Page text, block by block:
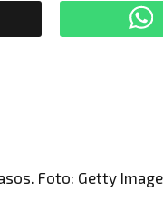
Foto: Getty